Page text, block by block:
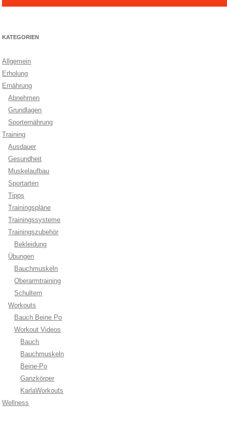
KATEGORIEN
Allgemein
Erholung
Ernährung
Abnehmen
Grundlagen
Sporternährung
Training
Ausdauer
Gesundheit
Muskelaufbau
Sportarten
Tipps
Trainingspläne
Trainingssysteme
Trainingszubehör
Bekleidung
Übungen
Bauchmuskeln
Oberarmtraining
Schultern
Workouts
Bauch Beine Po
Workout Videos
Bauch
Bauchmuskeln
Beine-Po
Ganzkörper
KarlaWorkouts
Wellness